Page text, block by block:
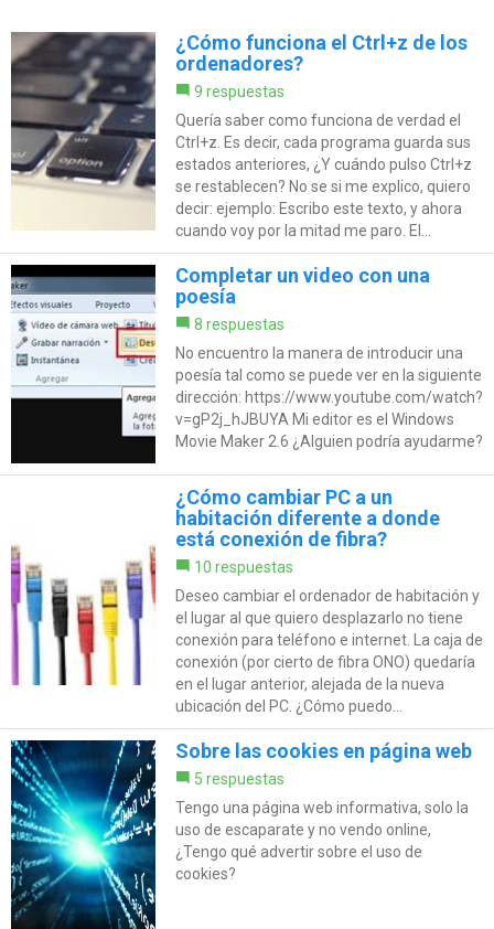
¿Cómo funciona el Ctrl+z de los
ordenadores?
9 respuestas
Quería saber como funciona de verdad el
Ctrl+z. Es decir, cada programa guarda sus
estados anteriores, ¿Y cuándo pulso Ctrl+z
se restablecen? No se si me explico, quiero
decir: ejemplo: Escribo este texto, y ahora
cuando voy por la mitad me paro. El...
Completar un video con una
poesía
8 respuestas
No encuentro la manera de introducir una
poesía tal como se puede ver en la siguiente
dirección: https://www.youtube.com/watch?
v=gP2j_hJBUYA Mi editor es el Windows
Movie Maker 2.6 ¿Alguien podría ayudarme?
¿Cómo cambiar PC a un
habitación diferente a donde
está conexión de fibra?
10 respuestas
Deseo cambiar el ordenador de habitación y
el lugar al que quiero desplazarlo no tiene
conexión para teléfono e internet. La caja de
conexión (por cierto de fibra ONO) quedaría
en el lugar anterior, alejada de la nueva
ubicación del PC. ¿Cómo puedo...
Sobre las cookies en página web
5 respuestas
Tengo una página web informativa, solo la
uso de escaparate y no vendo online,
¿Tengo qué advertir sobre el uso de
cookies?